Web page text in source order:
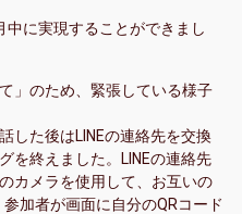
に実現することができまし
」のため、緊張している様子
した後はLINEの連絡先を交換
を終えました。LINEの連絡先
カメラを使用して、お互いの
加者が画面に自分のQRコード